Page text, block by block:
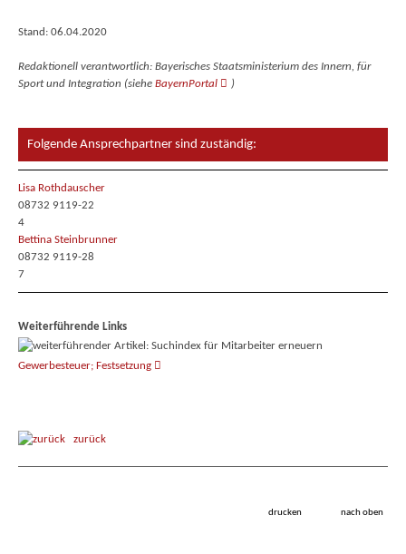
Stand: 06.04.2020
Redaktionell verantwortlich: Bayerisches Staatsministerium des Innern, für
Sport und Integration (siehe BayernPortal )
Folgende Ansprechpartner sind zuständig:
Lisa Rothdauscher
08732 9119-22
4
Bettina Steinbrunner
08732 9119-28
7
Weiterführende Links
Gewerbesteuer; Festsetzung
zurück
drucken nach oben